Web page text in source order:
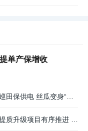
单产保增收
【扎实推进乡村全面振兴】连城：烈日巡田保供电 丝瓜变身“黄金瓜”
【扎实推进乡村全面振兴】连城塘前：提质升级项目有序推进 赋能乡村文旅产业发展